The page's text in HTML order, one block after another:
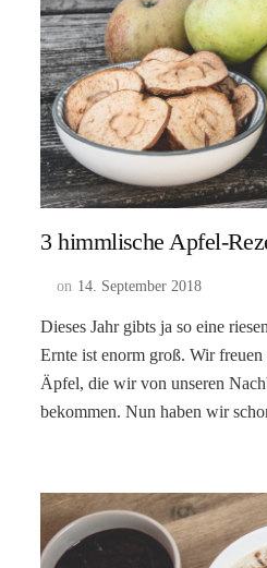
3 himmlische Apfel-
on 14. September 2018
Dieses Jahr gibts ja so eine
Ernte ist enorm groß. Wir freuen
Äpfel, die wir von unseren
bekommen. Nun haben wir